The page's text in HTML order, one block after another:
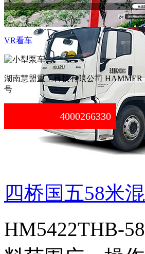
VR看车
湖南慧盟重工科技有限公司 HAMMER
号
4000266330
四桥国五58米
HM5422THB-